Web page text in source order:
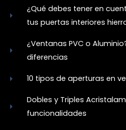
¿Qué debes tener en
tus puertas interiores
¿Ventanas PVC o
diferencias
10 tipos de aperturas en
Dobles y Triples
funcionalidades